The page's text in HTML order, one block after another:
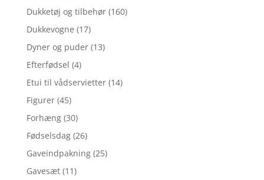
Dukketøj og tilbehør (160)
Dukkevogne (17)
Dyner og puder (13)
Efterfødsel (4)
Etui til vådservietter (14)
Figurer (45)
Forhæng (30)
Fødselsdag (26)
Gaveindpakning (25)
Gavesæt (11)